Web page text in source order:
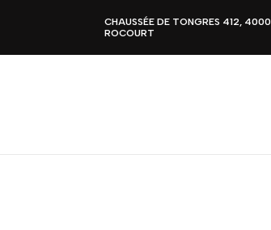
CHAUSSÉE DE TONGRES 412, 4000
ROCOURT